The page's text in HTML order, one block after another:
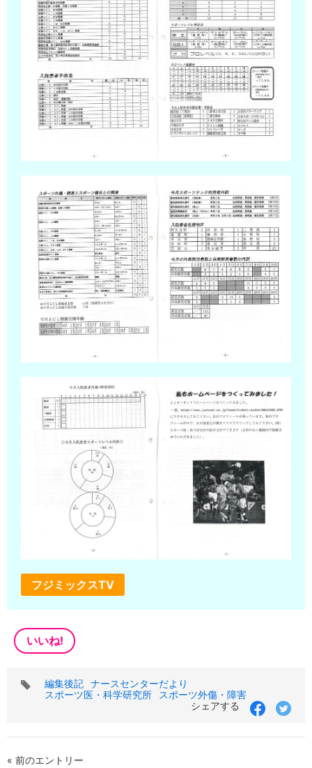
フジミックスTV
いいね!
タ
編集後記 ナースセンターだより
スポーツ医・科学研究所
スポーツ外傷・障害
シェアする
« 前のエントリー